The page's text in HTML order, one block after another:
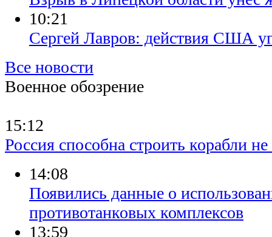
10:21
Сергей Лавров: действия США
Все новости
Военное обозрение
15:12
Россия способна строить корабли
14:08
​Появились данные о
противотанковых комплексов
13:59